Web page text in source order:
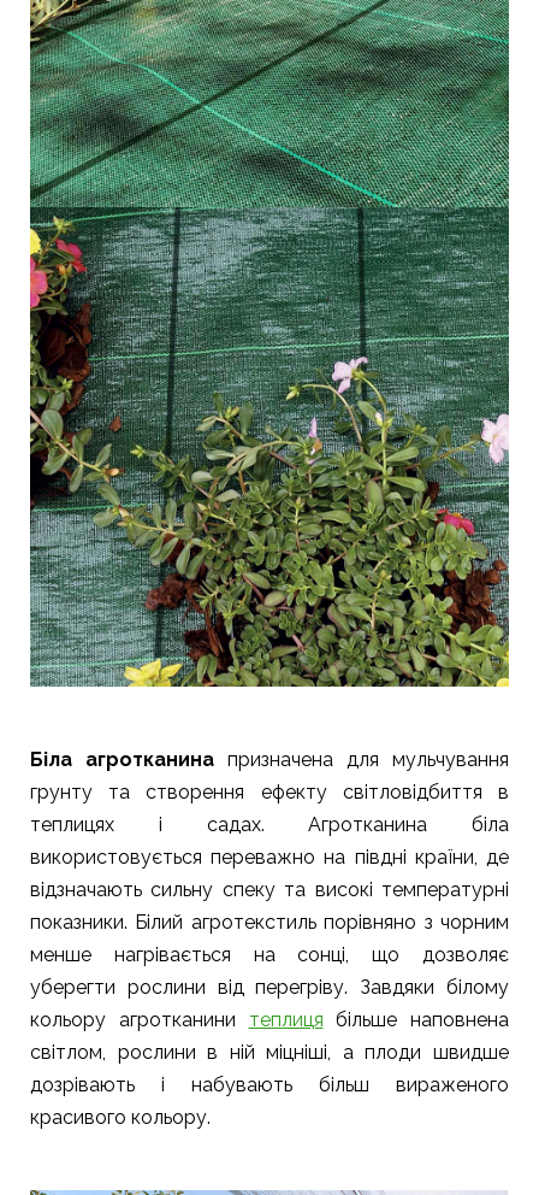
Біла агротканина призначена для мульчування
грунту та створення ефекту світловідбиття в
теплицях і садах. Агротканина біла
використовується переважно на півдні країни, де
відзначають сильну спеку та високі температурні
показники. Білий агротекстиль порівняно з чорним
менше нагрівається на сонці, що дозволяє
уберегти рослини від перегріву. Завдяки білому
кольору агротканини теплиця більше наповнена
світлом, рослини в ній міцніші, а плоди швидше
дозрівають і набувають більш вираженого
красивого кольору.